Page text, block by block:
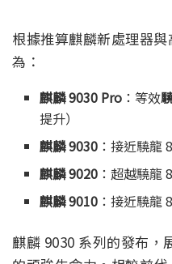
根據推算麒麟新處理器
為：
麒麟 9030 Pro ：等效
提升）
麒麟 9030 ：接近驍龍
麒麟 9020 ：超越驍龍
麒麟 9010 ：接近驍龍
麒麟 9030 系列的發布，